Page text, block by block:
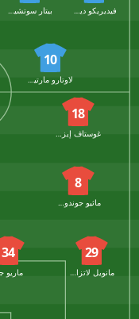
10
لاوتارو مارتينيز
18
غوستاف إيزاكسن
8
ماثيو جوندوزي
29
34
ماريو